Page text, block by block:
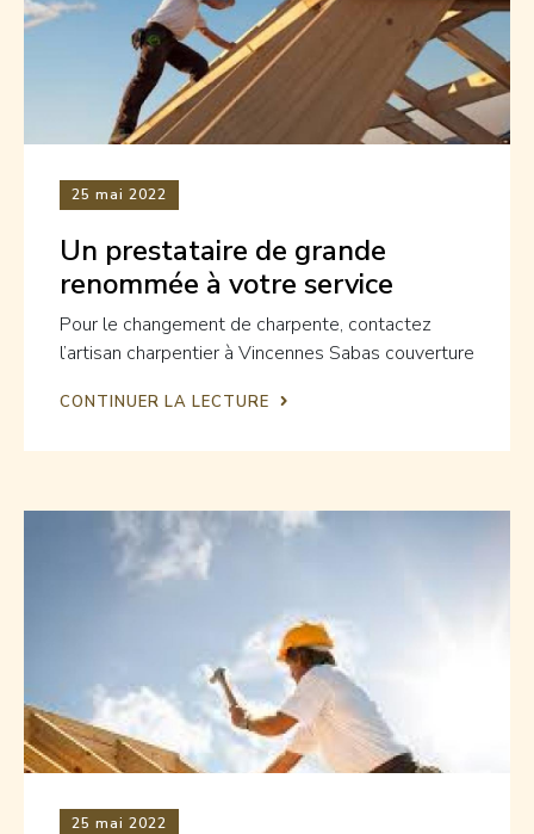
25 mai 2022
Un prestataire de grande
renommée à votre service
Pour le changement de charpente, contactez
l’artisan charpentier à Vincennes Sabas couverture
CONTINUER LA LECTURE
25 mai 2022